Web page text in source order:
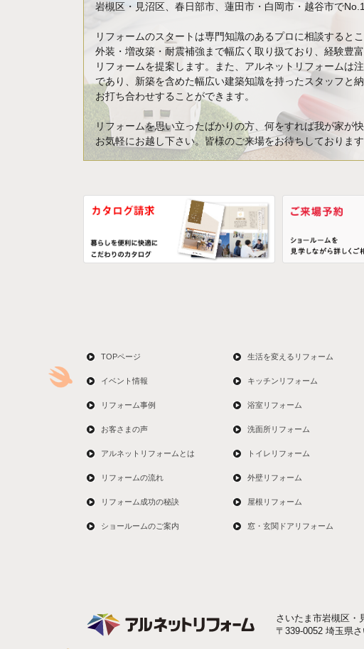
岩槻区・見沼区、春日部市、蓮田市・白岡市・越谷市で
リフォームのスタートは専門知識のあるプロに相談すると
外装・増改築・耐震補強まで幅広く取り扱ており、経験豊
リフォームを提案します。また、アルネットリフォームは
であり、新築を含めた幅広い建築知識を持ったスタッフと
お打ち合わせすることができます。
リフォームを思い立ったばかりの方、何をすれば我が家が
お気軽にお越し下さい。皆様のご来場をお待ちしております
TOPページ
イベント情報
リフォーム事例
お客さまの声
アルネットリフォームとは
リフォームの流れ
リフォーム成功の秘訣
ショールームのご案内
生活を変えるリフォーム
キッチンリフォーム
浴室リフォーム
洗面所リフォーム
トイレリフォーム
外壁リフォーム
屋根リフォーム
窓・玄関ドアリフォーム
さいたま市岩槻区・
〒339-0052 埼玉県